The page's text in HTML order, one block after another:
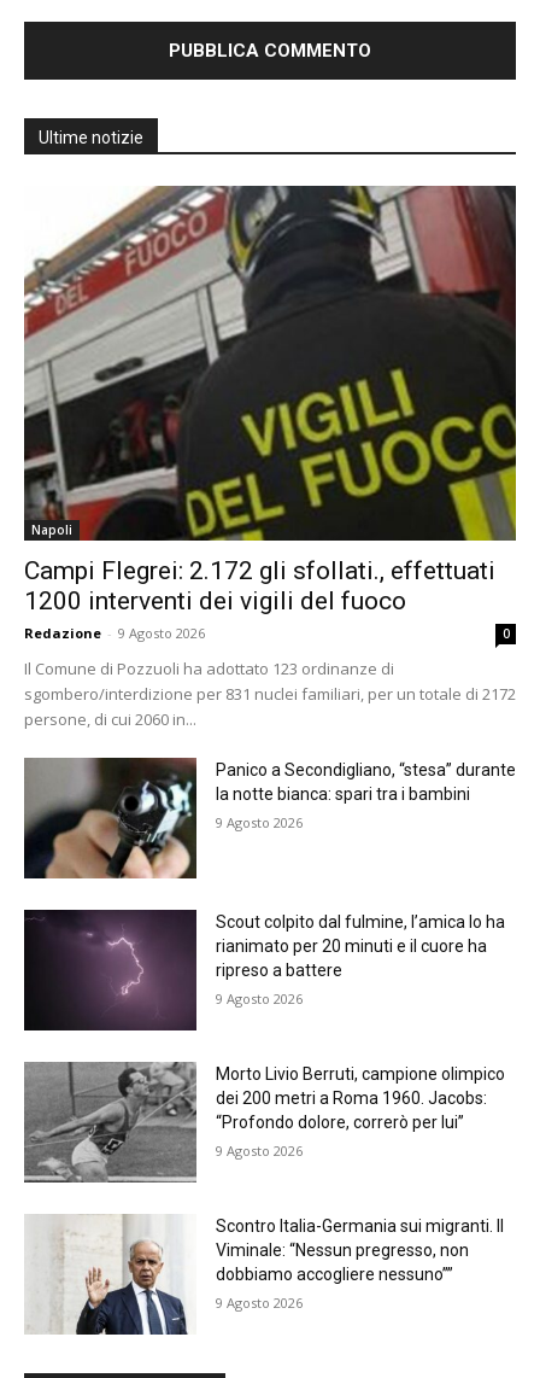
Ultime notizie
Napoli
Campi Flegrei: 2.172 gli sfollati., effettuati
1200 interventi dei vigili del fuoco
Redazione - 9 Agosto 2026 0
Il Comune di Pozzuoli ha adottato 123 ordinanze di
sgombero/interdizione per 831 nuclei familiari, per un totale di 2172
persone, di cui 2060 in...
Panico a Secondigliano, “stesa” durante
la notte bianca: spari tra i bambini
9 Agosto 2026
Scout colpito dal fulmine, l’amica lo ha
rianimato per 20 minuti e il cuore ha
ripreso a battere
9 Agosto 2026
Morto Livio Berruti, campione olimpico
dei 200 metri a Roma 1960. Jacobs:
“Profondo dolore, correrò per lui”
9 Agosto 2026
Scontro Italia-Germania sui migranti. Il
Viminale: “Nessun pregresso, non
dobbiamo accogliere nessuno””
9 Agosto 2026